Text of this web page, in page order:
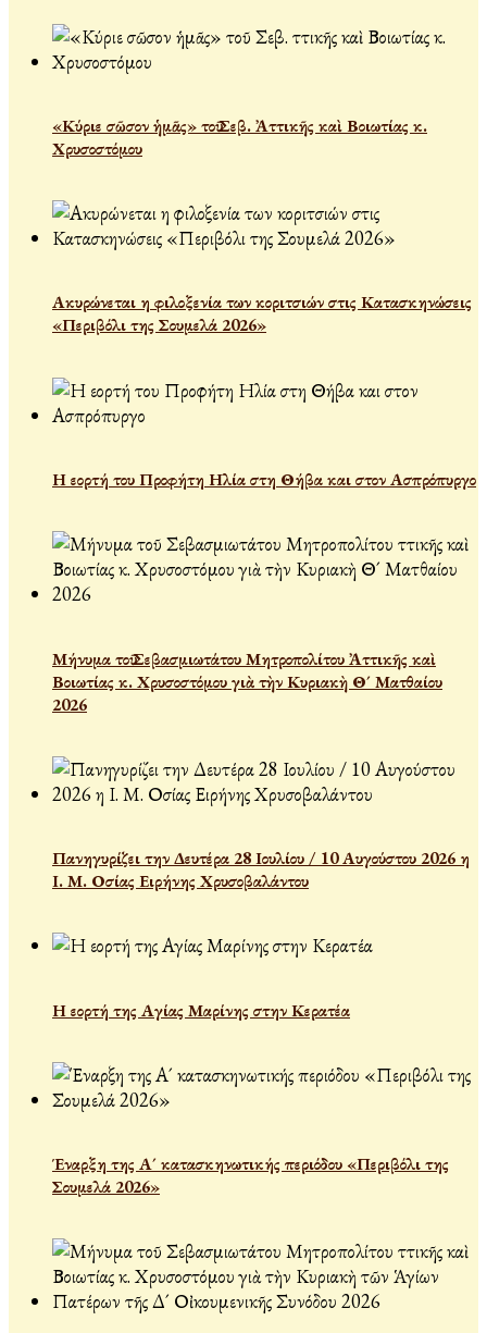
«Κύριε σῶσον ἡμᾶς» τοῦ Σεβ. Ἀττικῆς καὶ Βοιωτίας κ.
Χρυσοστόμου
Ακυρώνεται η φιλοξενία των κοριτσιών στις Κατασκηνώσεις
«Περιβόλι της Σουμελά 2026»
Η εορτή του Προφήτη Ηλία στη Θήβα και στον Ασπρόπυργο
Μήνυμα τοῦ Σεβασμιωτάτου Μητροπολίτου Ἀττικῆς καὶ
Βοιωτίας κ. Χρυσοστόμου γιὰ τὴν Κυριακὴ Θ´ Ματθαίου
2026
Πανηγυρίζει την Δευτέρα 28 Ιουλίου / 10 Αυγούστου 2026 η
Ι. Μ. Οσίας Ειρήνης Χρυσοβαλάντου
Η εορτή της Αγίας Μαρίνης στην Κερατέα
Έναρξη της Α´ κατασκηνωτικής περιόδου «Περιβόλι της
Σουμελά 2026»